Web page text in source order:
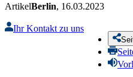
ArtikelBerlin, 16.03.2023
Ihr Kontakt zu uns